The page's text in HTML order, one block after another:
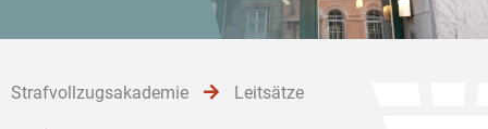
Strafvollzugsakademie Leitsätze